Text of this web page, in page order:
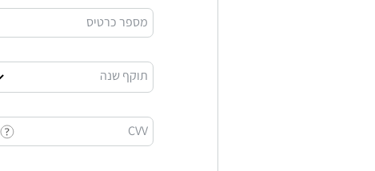
מספר כרטיס
תוקף שנה
CVV